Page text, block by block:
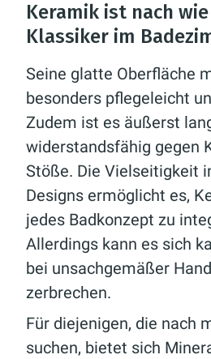
Keramik ist nach
Klassiker im
Seine glatte Oberfläche
besonders pflegeleicht
Zudem ist es äußerst
widerstandsfähig gegen
Stöße. Die Vielseitigkeit
Designs ermöglicht es,
jedes Badkonzept zu
Allerdings kann es sich
bei unsachgemäßer
zerbrechen.
Für diejenigen, die nach
suchen, bietet sich